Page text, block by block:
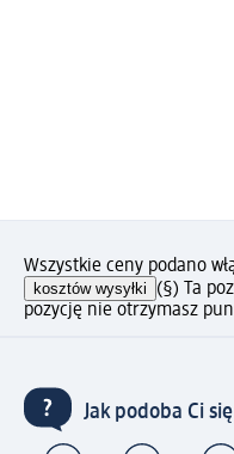
Wszystkie ceny podano
kosztów wysyłki (§) Ta
pozycję nie otrzymasz
Jak podoba Ci